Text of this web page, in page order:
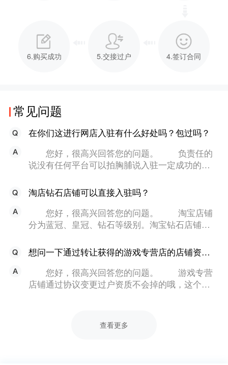
6.购买成功 5.交接过户 4.签订合同
常见问题
在你们这进行网店入驻有什么好处吗？包过吗？
您好，很高兴回答您的问题。 负责任的
说没有任何平台可以拍胸脯说入驻一定成功的，
的存在是将这种可能降至足够的低。 我们的
职业度相对于普通店家要更加在行平台的规则也
更加了解，通过我们进行入驻成功率将大大提
升，但并非是一定通过的。 如您有入驻的打
对1的专属贴心服务。
淘店钻石店铺可以直接入驻吗？
您好，很高兴回答您的问题。 淘宝店铺
分为蓝冠、皇冠、钻石等级别。淘宝钻石店铺是
直接通过入驻获得。但是可以通过易店无忧转让
平台上直接购买获得，从而助力新店家们有一个
更好的起点。 详情可以咨询易店无忧销售顾
问了解哟，更有1对1的专属贴心服务。
想问一下通过转让获得的游戏专营店的店铺资质会丢失吗？
您好，很高兴回答您的问题。 游戏专营
店铺通过协议变更过户资质不会掉的哦，这个天
查看更多